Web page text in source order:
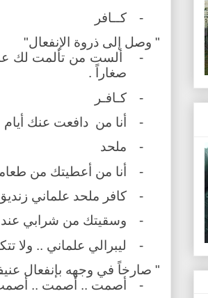
-
كــافر
" وصل إلى ذروة الإنفعال"
-
ألست من تألمت لك
صغاراً .
-
كـافـر
-
أنا من دافعت عنك أيام
-
ملحد
-
أنا من أعطيتك من
-
كافر ملحد علماني
-
وسقيتك من شرابي
-
ليبرالي علماني .. ولا
" صارخاً في وجهه بإنفعال
-
أصمت .. أصمت ..